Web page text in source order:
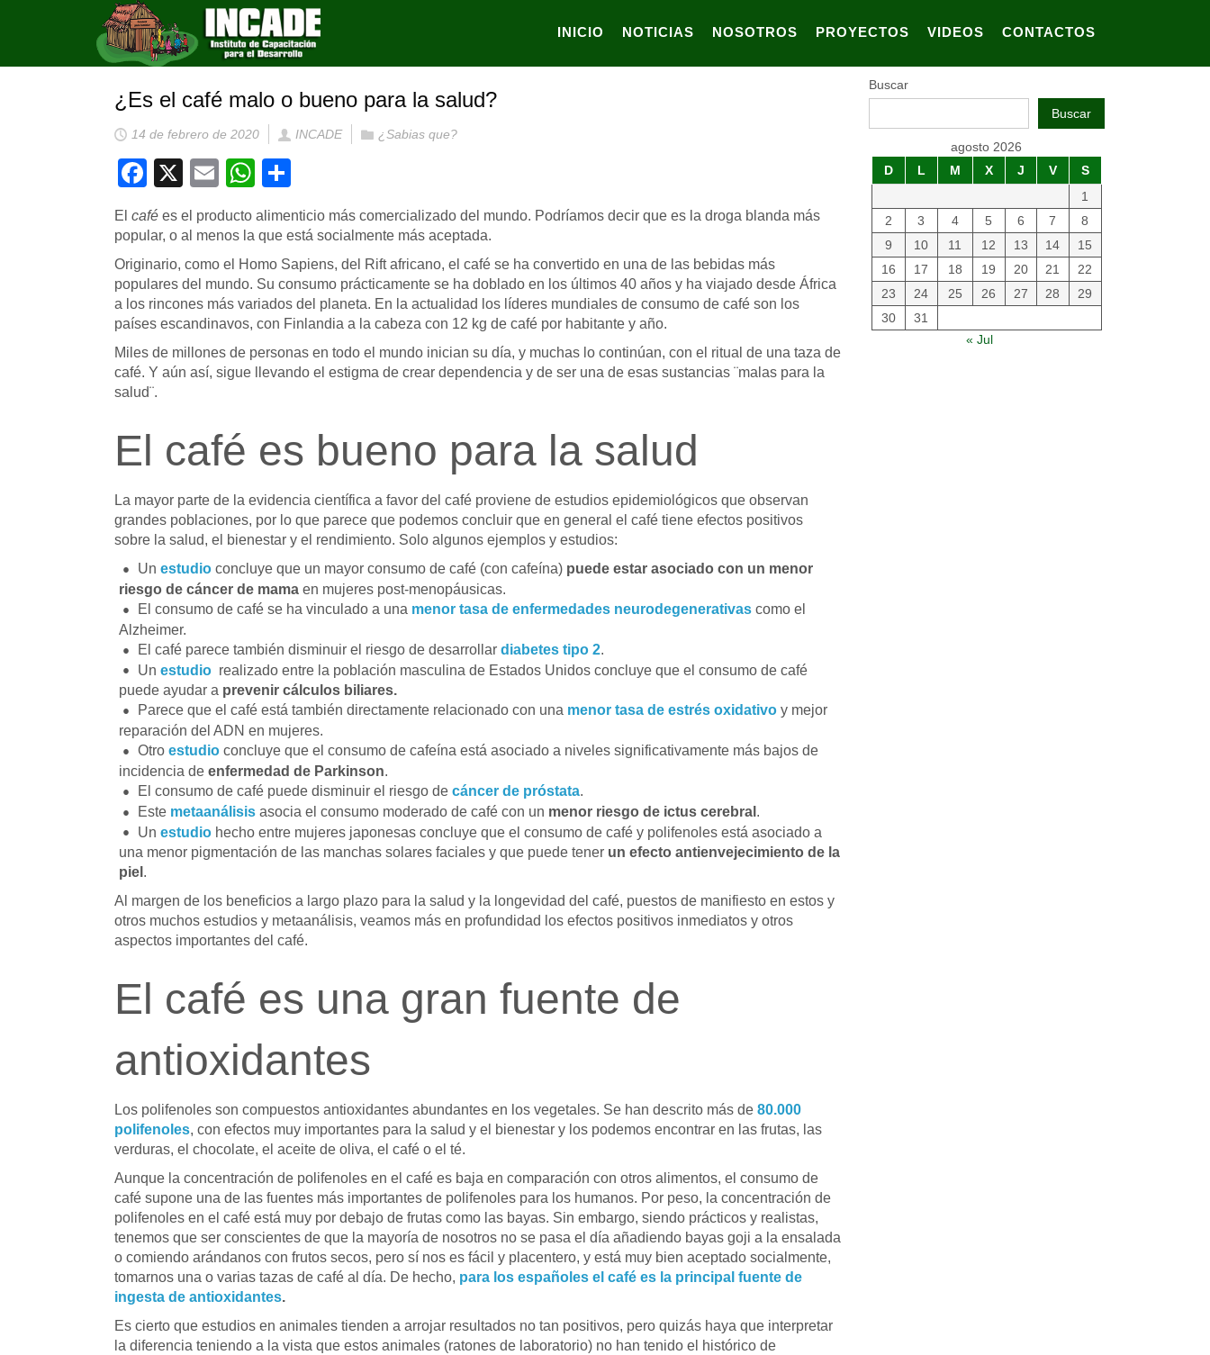
INICIO NOTICIAS NOSOTROS PROYECTOS VIDEOS CONTACTOS
¿Es el café malo o bueno para la salud?
14 de febrero de 2020 INCADE ¿Sabias que?
Facebook
X EmailWhatsApp
El café es el producto alimenticio más comercializado del mundo. Podríamos decir que es la droga blanda más
popular, o al menos la que está socialmente más aceptada.
Originario, como el Homo Sapiens, del Rift africano, el café se ha convertido en una de las bebidas más
populares del mundo. Su consumo prácticamente se ha doblado en los últimos 40 años y ha viajado desde África
a los rincones más variados del planeta. En la actualidad los líderes mundiales de consumo de café son los
países escandinavos, con Finlandia a la cabeza con 12 kg de café por habitante y año.
Miles de millones de personas en todo el mundo inician su día, y muchas lo continúan, con el ritual de una taza de
café. Y aún así, sigue llevando el estigma de crear dependencia y de ser una de esas sustancias ¨malas para la
salud¨.
El café es bueno para la salud
La mayor parte de la evidencia científica a favor del café proviene de estudios epidemiológicos que observan
grandes poblaciones, por lo que parece que podemos concluir que en general el café tiene efectos positivos
sobre la salud, el bienestar y el rendimiento. Solo algunos ejemplos y estudios:
Un estudio concluye que un mayor consumo de café (con cafeína) puede estar asociado con un menor
riesgo de cáncer de mama en mujeres post-menopáusicas.
El consumo de café se ha vinculado a una menor tasa de enfermedades neurodegenerativas como el
Alzheimer.
El café parece también disminuir el riesgo de desarrollar diabetes tipo 2.
Un estudio realizado entre la población masculina de Estados Unidos concluye que el consumo de café
puede ayudar a prevenir cálculos biliares.
Parece que el café está también directamente relacionado con una menor tasa de estrés oxidativo y mejor
reparación del ADN en mujeres.
Otro estudio concluye que el consumo de cafeína está asociado a niveles significativamente más bajos de
incidencia de enfermedad de Parkinson.
El consumo de café puede disminuir el riesgo de cáncer de próstata.
Este metaanálisis asocia el consumo moderado de café con un menor riesgo de ictus cerebral .
Un estudio hecho entre mujeres japonesas concluye que el consumo de café y polifenoles está asociado a
una menor pigmentación de las manchas solares faciales y que puede tener un efecto antienvejecimiento de la
piel .
Al margen de los beneficios a largo plazo para la salud y la longevidad del café, puestos de manifiesto en estos y
otros muchos estudios y metaanálisis, veamos más en profundidad los efectos positivos inmediatos y otros
aspectos importantes del café.
El café es una gran fuente de
antioxidantes
Los polifenoles son compuestos antioxidantes abundantes en los vegetales. Se han descrito más de 80.000
polifenoles, con efectos muy importantes para la salud y el bienestar y los podemos encontrar en las frutas, las
verduras, el chocolate, el aceite de oliva, el café o el té.
Aunque la concentración de polifenoles en el café es baja en comparación con otros alimentos, el consumo de
café supone una de las fuentes más importantes de polifenoles para los humanos. Por peso, la concentración de
polifenoles en el café está muy por debajo de frutas como las bayas. Sin embargo, siendo prácticos y realistas,
tenemos que ser conscientes de que la mayoría de nosotros no se pasa el día añadiendo bayas goji a la ensalada
o comiendo arándanos con frutos secos, pero sí nos es fácil y placentero, y está muy bien aceptado socialmente,
tomarnos una o varias tazas de café al día. De hecho, para los españoles el café es la principal fuente de
ingesta de antioxidantes.
Es cierto que estudios en animales tienden a arrojar resultados no tan positivos, pero quizás haya que interpretar
la diferencia teniendo a la vista que estos animales (ratones de laboratorio) no han tenido el histórico de
Buscar
Buscar
agosto 2026
D
L M X J V
S
1
2
3 4 5 6 7
8
9
10 11 12 13 14
15
16
17 18 19 20 21
22
23
24 25 26 27 28
29
30
31
« Jul